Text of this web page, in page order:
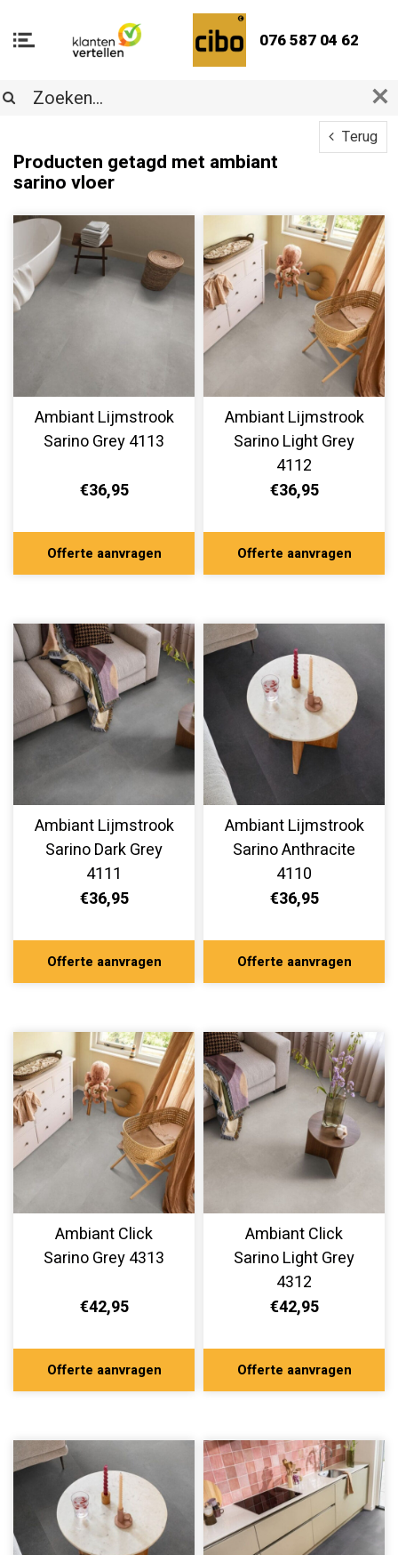
076 587 04 62
Terug
Producten getagd met ambiant
sarino vloer
Ambiant Lijmstrook
Sarino Grey 4113
€36,95
Offerte aanvragen
Ambiant Lijmstrook
Sarino Light Grey
4112
€36,95
Offerte aanvragen
Ambiant Lijmstrook
Sarino Dark Grey
4111
€36,95
Offerte aanvragen
Ambiant Lijmstrook
Sarino Anthracite
4110
€36,95
Offerte aanvragen
Ambiant Click
Sarino Grey 4313
€42,95
Offerte aanvragen
Ambiant Click
Sarino Light Grey
4312
€42,95
Offerte aanvragen